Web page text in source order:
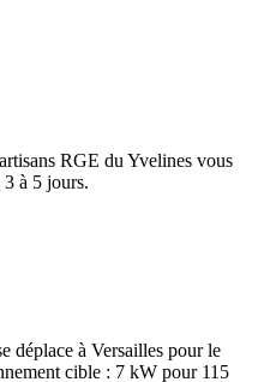
RGE du Yvelines vous
à 5 jours.
déplace à Versailles pour le
cible : 7 kW pour 115